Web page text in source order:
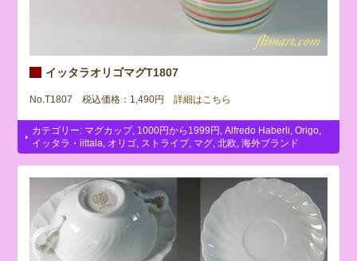
イッタラオリゴマグT1807
No.T1807 税込価格：1,490円 詳細はこちら
カテゴリー: マグカップ, 1000円から1999円 ,Alfredo Haberli ,Origo
イッタラ・iittala
オリゴ ストライプ, マグ ,北欧 ,海外ブランド